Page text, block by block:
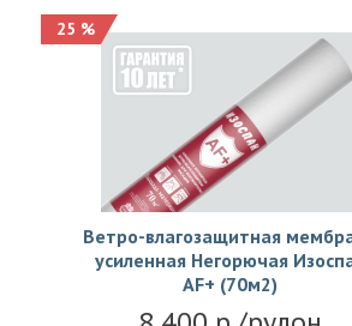
25 %
Ветро-влагозащитная
усиленная Негорючая
АF+ (70м2)